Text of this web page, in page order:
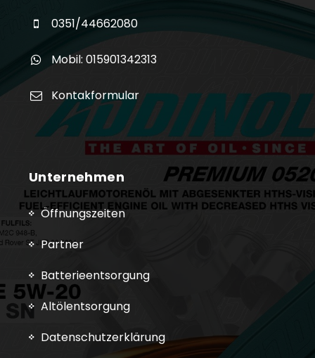
0351/44662080
Mobil: 015901342313
Kontakformular
Unternehmen
Öffnungszeiten
Partner
Batterieentsorgung
Altölentsorgung
Datenschutzerklärung